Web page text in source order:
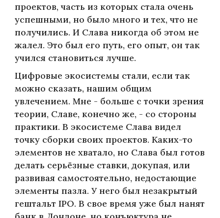
проектов, часть из которых стала очень
успешными, но было много и тех, что не
получились. И Слава никогда об этом не
жалел. Это был его путь, его опыт, он так
учился становиться лучше.
Цифровые экосистемы стали, если так
можно сказать, нашим общим
увлечением. Мне - больше с точки зрения
теории, Славе, конечно же, - со стороны
практики. В экосистеме Слава видел
точку сборки своих проектов. Каких-то
элементов не хватало, но Слава был готов
делать серьёзные ставки, докупая, или
развивая самостоятельно, недостающие
элементы пазла. У него был незакрытый
гештальт IPO. В свое время уже был нанят